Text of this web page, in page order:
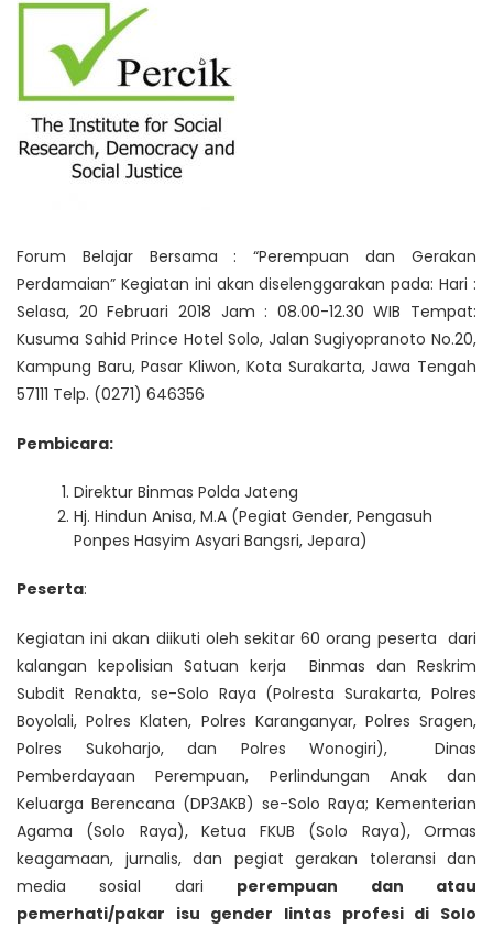
Forum Belajar Bersama : “Perempuan dan Gerakan
Perdamaian” Kegiatan ini akan diselenggarakan pada: Hari :
Selasa, 20 Februari 2018 Jam : 08.00-12.30 WIB Tempat:
Kusuma Sahid Prince Hotel Solo, Jalan Sugiyopranoto No.20,
Kampung Baru, Pasar Kliwon, Kota Surakarta, Jawa Tengah
57111 Telp. (0271) 646356
Pembicara:
Direktur Binmas Polda Jateng
Hj. Hindun Anisa, M.A (Pegiat Gender, Pengasuh
Ponpes Hasyim Asyari Bangsri, Jepara)
Peserta:
Kegiatan ini akan diikuti oleh sekitar 60 orang peserta dari
kalangan kepolisian Satuan kerja Binmas dan Reskrim
Subdit Renakta, se-Solo Raya (Polresta Surakarta, Polres
Boyolali, Polres Klaten, Polres Karanganyar, Polres Sragen,
Polres Sukoharjo, dan Polres Wonogiri), Dinas
Pemberdayaan Perempuan, Perlindungan Anak dan
Keluarga Berencana (DP3AKB) se-Solo Raya; Kementerian
Agama (Solo Raya), Ketua FKUB (Solo Raya), Ormas
keagamaan, jurnalis, dan pegiat gerakan toleransi dan
media sosial dari perempuan dan atau
pemerhati/pakar isu gender lintas profesi di Solo